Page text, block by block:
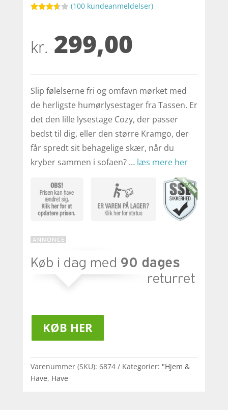
baseret
på
er
(100 kundeanmeldelser)
kr. 299,00
Slip følelserne fri og omfavn mørket med
de herligste humørlysestager fra Tassen. Er
det den lille lysestage Cozy, der passer
bedst til dig, eller den større Kramgo, der
får spredt sit behagelige skær, når du
kryber sammen i sofaen? … læs mere her
KØB HER
Varenummer (SKU): 6874 Kategorier: "Hjem &
Have, Have